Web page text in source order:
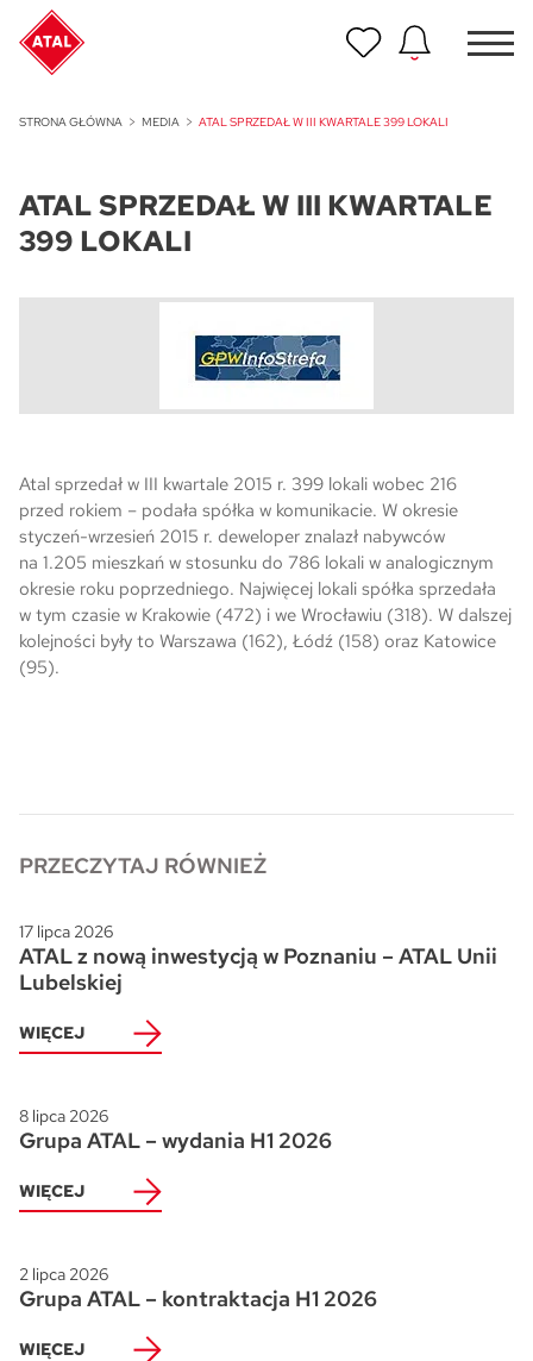
STRONA GŁÓWNA MEDIA ATAL SPRZEDAŁ W III KWARTALE 399 LOKALI
ATAL SPRZEDAŁ W III KWARTALE
399 LOKALI
Atal sprzedał w III kwartale 2015 r. 399 lokali wobec 216
przed rokiem – podała spółka w komunikacie. W okresie
styczeń-wrzesień 2015 r. deweloper znalazł nabywców
na 1.205 mieszkań w stosunku do 786 lokali w analogicznym
okresie roku poprzedniego. Najwięcej lokali spółka sprzedała
w tym czasie w Krakowie (472) i we Wrocławiu (318). W dalszej
kolejności były to Warszawa (162), Łódź (158) oraz Katowice
(95).
PRZECZYTAJ RÓWNIEŻ
17 lipca 2026
ATAL z nową inwestycją w Poznaniu – ATAL Unii
Lubelskiej
WIĘCEJ
8 lipca 2026
Grupa ATAL – wydania H1 2026
WIĘCEJ
2 lipca 2026
Grupa ATAL – kontraktacja H1 2026
WIĘCEJ
ATAL Unii Lubelskiej w Poznaniu
Nowość
ATAL Ville przy Białej
Program Poleceń ATAL
ATAL Floriana w Szczecinie
NOWOŚĆ
ATAL Ruczaj w Krakowie
Skwer Witosa w Piastowie